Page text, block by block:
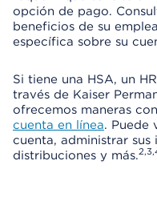
opción de pago.
beneficios de su
específica sobre su
Si tiene una HSA, un
través de Kaiser
ofrecemos maneras
cuenta en línea. Puede
cuenta, administrar sus
distribuciones y más.